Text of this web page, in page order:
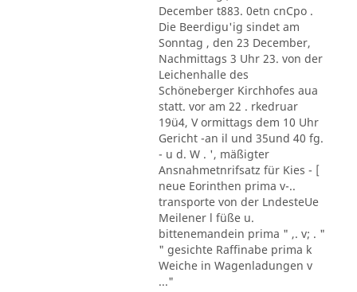
December t883. 0etn cnCpo .
Die Beerdigu'ig sindet am
Sonntag , den 23 December,
Nachmittags 3 Uhr 23. von der
Leichenhalle des
Schöneberger Kirchhofes aua
statt. vor am 22 . rkedruar
19ü4, V ormittags dem 10 Uhr
Gericht -an il und 35und 40 fg.
- u d. W . ', mäßigter
Ansnahmetnrifsatz für Kies - [
neue Eorinthen prima v-..
transporte von der LndesteUe
Meilener l füße u.
bittenemandein prima " ,. v; . "
" gesichte Raffinabe prima k
Weiche in Wagenladungen v
..."